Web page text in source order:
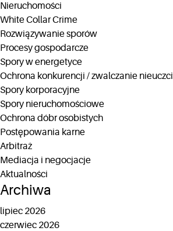
Nieruchomości
White Collar Crime
Rozwiązywanie sporów
Procesy gospodarcze
Spory w energetyce
Ochrona konkurencji / zwalczanie
Spory korporacyjne
Spory nieruchomościowe
Ochrona dóbr osobistych
Postępowania karne
Arbitraż
Mediacja i negocjacje
Aktualności
Archiwa
lipiec 2026
czerwiec 2026